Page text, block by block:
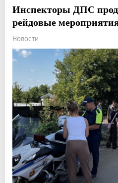
Инспекторы ДПС
рейдовые
Новости